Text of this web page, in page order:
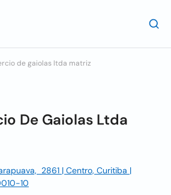
de gaiolas ltda matriz
De Gaiolas Ltda
2861 | Centro, Curitiba |
10